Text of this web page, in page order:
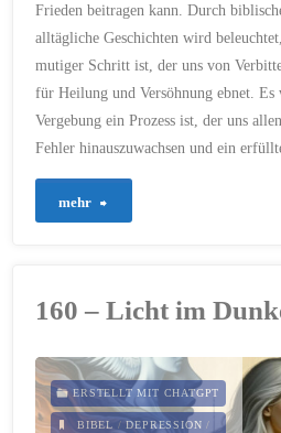
von
Beziehungen"
VERGEBUNG/
VERSÖHNUNG /
VERSTÄNDNIS
Frieden beitragen kann. Durch
alltägliche Geschichten wird
mutiger Schritt ist, der uns von
für Heilung und Versöhnung ebnet. Es
Vergebung ein Prozess ist, der uns
Fehler hinauszuwachsen und ein
mehr
der
Vergebung:
160 – Licht im
ERSTELLT MIT CHATGPT
BIBEL /DEPRESSION /